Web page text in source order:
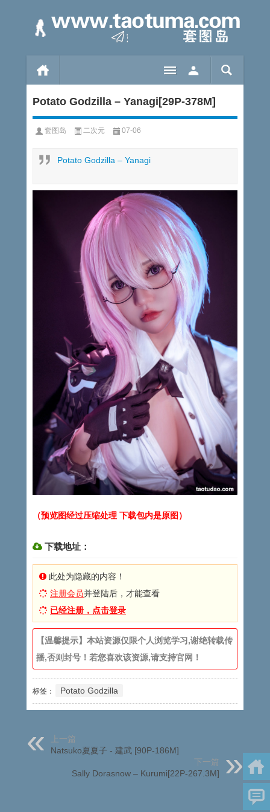
Potato Godzilla – Yanagi[29P-378M]
套图岛 二次元 07-06
Potato Godzilla – Yanagi
（预览图经过压缩处理 下载包内是原图）
下载地址：
此处为隐藏的内容！
注册会员并登陆后，才能查看
已经注册，点击登录
【温馨提示】本站资源仅限个人浏览学习,谢绝转载传
播,否则封号！若您喜欢该资源,请支持官网！
标签： Potato Godzilla
上一篇
Natsuko夏夏子 - 建武 [90P-186M]
下一篇
Sally Dorasnow – Kurumi[22P-267.3M]